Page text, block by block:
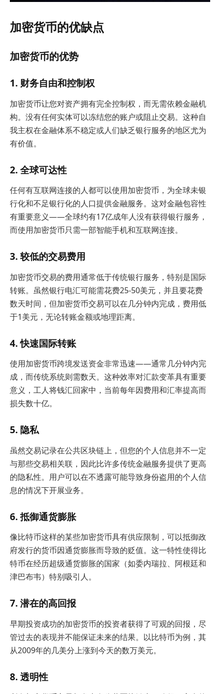
加密货币的优缺点
加密货币的优势
1. 财务自由和控制权
加密货币让您对资产拥有完全控制权，而无需依赖金融机
构。没有任何实体可以冻结您的账户或阻止交易。这种自
我主权在金融体系不稳定或人们缺乏银行服务的地区尤为
有价值。
2. 全球可达性
任何有互联网连接的人都可以使用加密货币，为全球未银
行化和不足银行化的人口提供金融服务。这对金融包容性
有重要意义——全球约有17亿成年人没有获得银行服务，
而使用加密货币只需一部智能手机和互联网连接。
3. 较低的交易费用
加密货币交易的费用通常低于传统银行服务，特别是国际
转账。虽然银行电汇可能需花费25-50美元，并且要花费
数天时间，但加密货币交易可以在几分钟内完成，费用低
于1美元，无论转账金额或地理距离。
4. 快速国际转账
使用加密货币跨境发送资金非常迅速——通常几分钟内完
成，而传统系统则需数天。这种效率对汇款变革具有重要
意义，工人将钱汇回家中，当前每年因费用和汇率提高而
损失数十亿。
5. 隐私
虽然交易记录在公共区块链上，但您的个人信息并不一定
与那些交易相关联，因此比许多传统金融服务提供了更高
的隐私性。用户可以在不透露可能导致身份盗用的个人信
息的情况下开展业务。
6. 抵御通货膨胀
像比特币这样的某些加密货币具有供应限制，可以抵御政
府发行的货币因通货膨胀而导致的贬值。这一特性使得比
特币在经历超级通货膨胀的国家（如委内瑞拉、阿根廷和
津巴布韦）特别吸引人。
7. 潜在的高回报
早期投资成功的加密货币的投资者获得了可观的回报，尽
管过去的表现并不能保证未来的结果。以比特币为例，其
从2009年的几美分上涨到今天的数万美元。
8. 透明性